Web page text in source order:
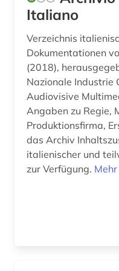
Italiano
Verzeichnis
Dokumentationen
(2018), herausgegeben von
Nazionale Industrie
Audiovisive Multimediali
Angaben zu Regie,
Produktionsfirma,
das Archiv
italienischer und
zur Verfügung.